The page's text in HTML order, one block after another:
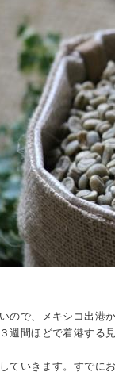
ので、メキシコ出港
週間ほどで着港する
ていきます。すでに